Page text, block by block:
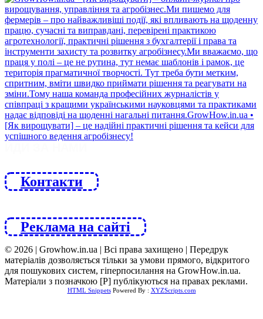
Контакти
Реклама на сайті
© 2026 | Growhow.in.ua | Всі права захищено | Передрук
матеріалів дозволяється тільки за умови прямого, відкритого
для пошукових систем, гіперпосилання на GrowHow.in.ua.
Матеріали з позначкою [Р] публікуються на правах реклами.
HTML SnippetsPowered By : XYZScripts.com